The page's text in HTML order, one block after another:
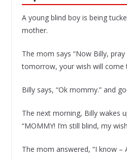
A young blind boy is being
mother.
The mom says “Now Billy,
tomorrow, your wish will come
Billy says, “Ok mommy.” and
The next morning, Billy wakes
“MOMMY! I’m still blind, my
The mom answered, “I know –